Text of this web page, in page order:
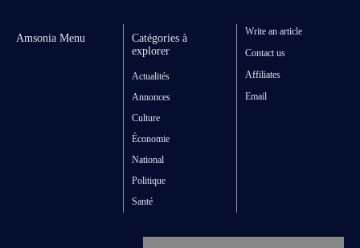
Amsonia Menu
Catégories à
explorer
Actualités
Annonces
Culture
Économie
National
Politique
Santé
Write an article
Contact us
Affiliates
Email